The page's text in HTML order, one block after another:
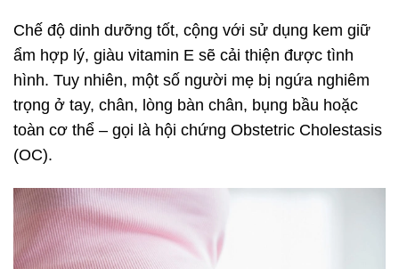
Chế độ dinh dưỡng tốt, cộng với sử dụng kem giữ
ẩm hợp lý, giàu vitamin E sẽ cải thiện được tình
hình. Tuy nhiên, một số người mẹ bị ngứa nghiêm
trọng ở tay, chân, lòng bàn chân, bụng bầu hoặc
toàn cơ thể – gọi là hội chứng Obstetric Cholestasis
(OC).